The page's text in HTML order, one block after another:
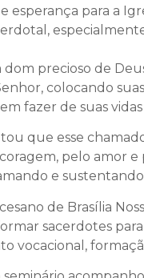
esperança para a
dom precioso de
colocando
fazer de suas
que esse
pelo amor
e
de Brasília
sacerdotes
vocacional,